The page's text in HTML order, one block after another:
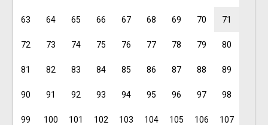
63 64 65 66 67 68 69 70 71
72 73 74 75 76 77 78 79 80
81 82 83 84 85 86 87 88 89
90 91 92 93 94 95 96 97 98
99 100 101 102 103 104 105 106 107